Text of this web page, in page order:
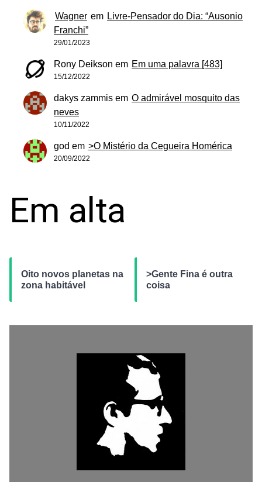
Wagner em Livre-Pensador do Dia: “Ausonio
Franchi”
29/01/2023
Rony Deikson em Em uma palavra [483]
15/12/2022
dakys zammis em O admirável mosquito das
neves
10/11/2022
god em >O Mistério da Cegueira Homérica
20/09/2022
Em alta
Oito novos planetas na
zona habitável
>Gente Fina é outra
coisa